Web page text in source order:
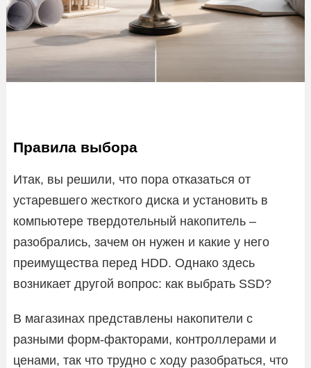
Правила выбора
Итак, вы решили, что пора отказаться от
устаревшего жесткого диска и установить в
компьютере твердотельный накопитель –
разобрались, зачем он нужен и какие у него
преимущества перед HDD. Однако здесь
возникает другой вопрос: как выбрать SSD?
В магазинах представлены накопители с
разными форм-факторами, контроллерами и
ценами, так что трудно с ходу разобраться, что